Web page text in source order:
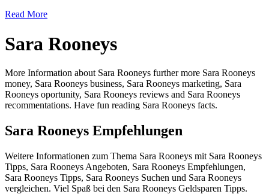
Read More
Sara Rooneys
More Information about Sara Rooneys further more Sara Rooneys
money, Sara Rooneys business, Sara Rooneys marketing, Sara
Rooneys oportunity, Sara Rooneys reviews and Sara Rooneys
recommentations. Have fun reading Sara Rooneys facts.
Sara Rooneys Empfehlungen
Weitere Informationen zum Thema Sara Rooneys mit Sara Rooneys
Tipps, Sara Rooneys Angeboten, Sara Rooneys Empfehlungen,
Sara Rooneys Tipps, Sara Rooneys Suchen und Sara Rooneys
vergleichen. Viel Spaß bei den Sara Rooneys Geldsparen Tipps.